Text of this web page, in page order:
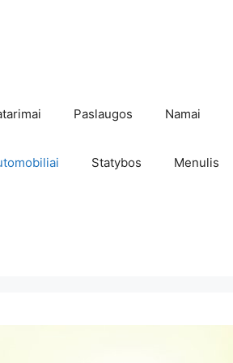
Paslaugos Namai
Statybos Menulis